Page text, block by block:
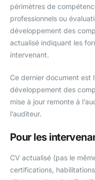
périmètres de
professionnels ou
développement des
actualisé indiquant les
intervenant.
Ce dernier document est
développement des
mise à jour remonte à
l’auditeur.
Pour les
CV actualisé (pas le
certifications,